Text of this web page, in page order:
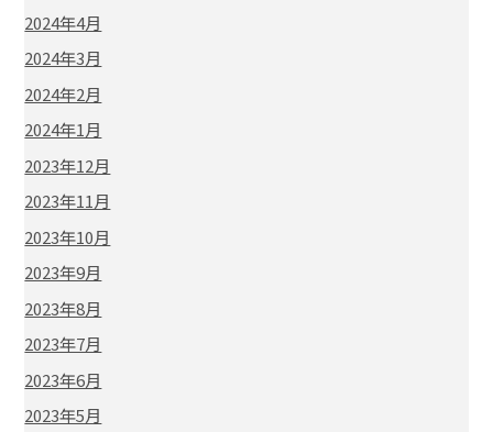
2024年4月
2024年3月
2024年2月
2024年1月
2023年12月
2023年11月
2023年10月
2023年9月
2023年8月
2023年7月
2023年6月
2023年5月